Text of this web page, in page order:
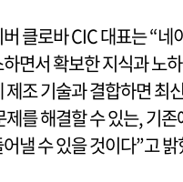
클로바 CIC 대표는 “네
면서 확보한 지식과 노
제조 기술과 결합하면 최
제를 해결할 수 있는, 기
낼 수 있을 것이다”고